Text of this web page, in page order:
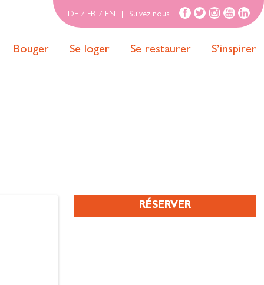
DE / FR / EN Suivez nous !
Bouger Se loger Se restaurer S’inspirer
RÉSERVER